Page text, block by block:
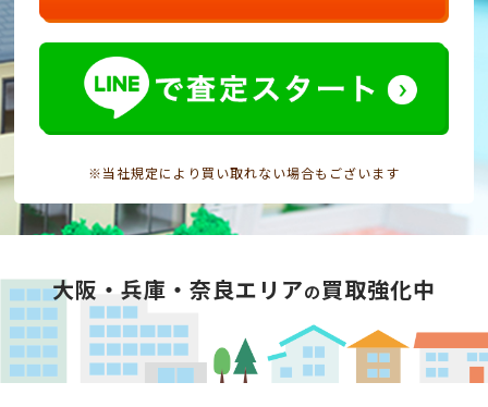
※当社規定により買い取れない場合もございます
大阪・兵庫・奈良エリアの買取強化中